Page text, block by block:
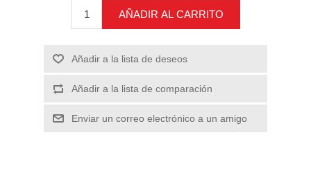
AÑADIR AL CARRITO
Añadir a la lista de deseos
Añadir a la lista de comparación
Enviar un correo electrónico a un amigo